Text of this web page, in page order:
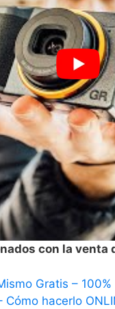
con la venta
Gratis – 100%
Cómo hacerlo